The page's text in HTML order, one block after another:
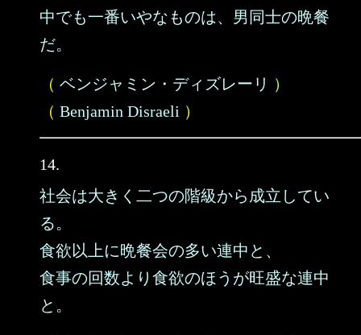
中でも一番いやなものは、男同士の晩餐
だ。
（ ベンジャミン・ディズレーリ ）
（ Benjamin Disraeli ）
14.
社会は大きく二つの階級から成立してい
る。
食欲以上に晩餐会の多い連中と、
食事の回数より食欲のほうが旺盛な連中
と。